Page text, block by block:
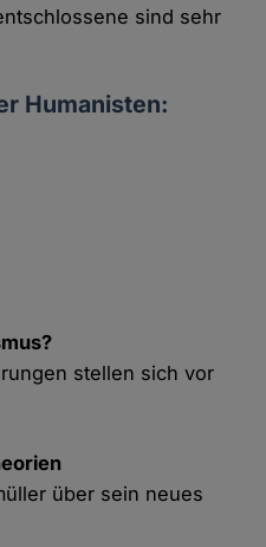
sind sehr
Humanisten:
stellen sich vor
über sein neues